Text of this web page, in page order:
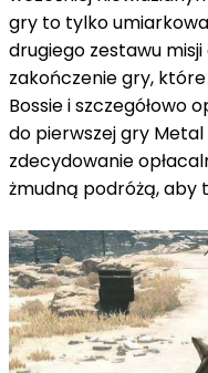
gry to tylko
drugiego zestawu
zakończenie gry,
Bossie i szczegółowo
do pierwszej gry Metal
zdecydowanie
żmudną podróżą, aby